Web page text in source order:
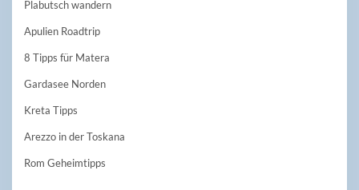
Plabutsch wandern
Apulien Roadtrip
8 Tipps für Matera
Gardasee Norden
Kreta Tipps
Arezzo in der Toskana
Rom Geheimtipps